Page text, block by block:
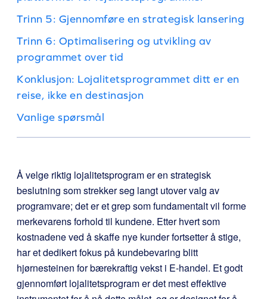
Trinn 5: Gjennomføre en strategisk lansering
Trinn 6: Optimalisering og utvikling av
programmet over tid
Konklusjon: Lojalitetsprogrammet ditt er en
reise, ikke en destinasjon
Vanlige spørsmål
Å velge riktig lojalitetsprogram er en strategisk
beslutning som strekker seg langt utover valg av
programvare; det er et grep som fundamentalt vil forme
merkevarens forhold til kundene. Etter hvert som
kostnadene ved å skaffe nye kunder fortsetter å stige,
har et dedikert fokus på kundebevaring blitt
hjørnesteinen for bærekraftig vekst i E-handel. Et godt
gjennomført lojalitetsprogram er det mest effektive